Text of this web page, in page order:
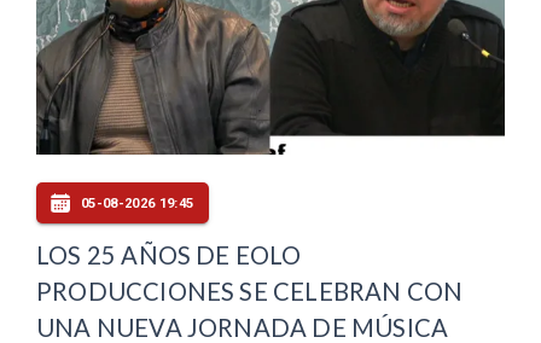
05-08-2026 19:45
LOS 25 AÑOS DE EOLO
PRODUCCIONES SE CELEBRAN CON
UNA NUEVA JORNADA DE MÚSICA